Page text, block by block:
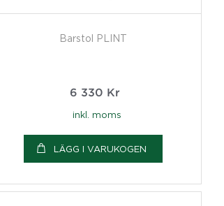
Barstol PLINT
6 330 Kr
inkl. moms
LÄGG I VARUKOGEN